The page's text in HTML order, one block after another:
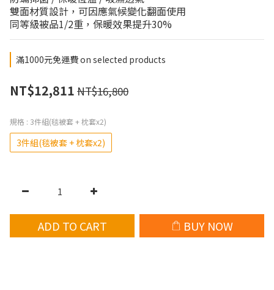
雙面材質設計，可因應氣候變化翻面使用
同等級被品1/2重，保暖效果提升30%
滿1000元免運費 on selected products
NT$12,811 NT$16,800
規格 : 3件組(毯被套 + 枕套x2)
3件組(毯被套 + 枕套x2)
ADD TO CART BUY NOW